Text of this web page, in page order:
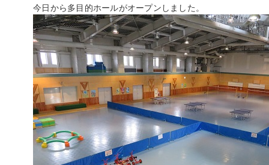
今日から多目的ホールがオープンしました。